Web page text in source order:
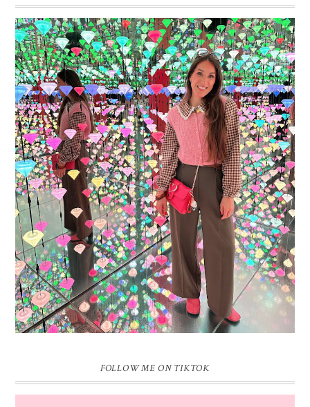
16 JAAR SPRINKLES ON A CUPCAKE
Vandaag is het weer zo’n moment waarop ik even bewust op de
pauzeknop duw, want Sprinkles on a Cupcake bestaat 16 jaar. Zestien.
Dat blijft ...
FOLLOW ME ON TIKTOK